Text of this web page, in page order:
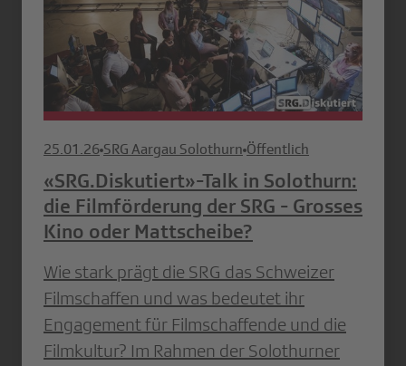
25.01.26 SRG Aargau Solothurn Öffentlich
«SRG.Diskutiert»-Talk in Solothurn:
die Filmförderung der SRG - Grosses
Kino oder Mattscheibe?
Wie stark prägt die SRG das Schweizer
Filmschaffen und was bedeutet ihr
Engagement für Filmschaffende und die
Filmkultur? Im Rahmen der Solothurner